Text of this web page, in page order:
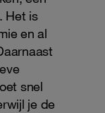
Het is
en al
snel
je de